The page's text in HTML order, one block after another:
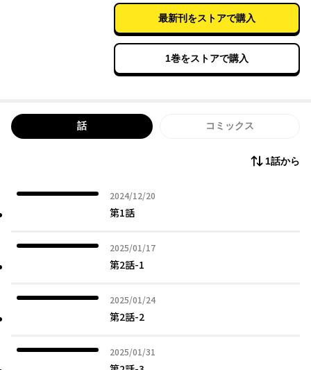
２巻：https://kakuyomu.jp/official/info/entry/isekaigohanmus
最新刊をストアで購入
1巻をストアで購入
話 コミックス
1話から
2024/12/20
2024年12月20日
第1話
2025/01/17
2025年01月17日
第2話-1
2025/01/24
2025年01月24日
第2話-2
2025/01/31
2025年01月31日